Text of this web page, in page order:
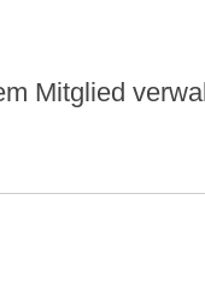
Mitglied